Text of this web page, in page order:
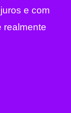
e com
realmente